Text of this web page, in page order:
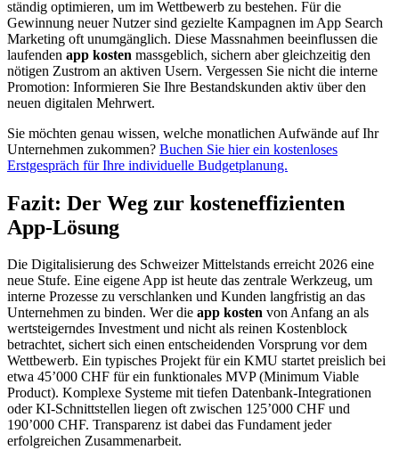
ständig optimieren, um im Wettbewerb zu bestehen. Für die
Gewinnung neuer Nutzer sind gezielte Kampagnen im App Search
Marketing oft unumgänglich. Diese Massnahmen beeinflussen die
laufenden app kosten massgeblich, sichern aber gleichzeitig den
nötigen Zustrom an aktiven Usern. Vergessen Sie nicht die interne
Promotion: Informieren Sie Ihre Bestandskunden aktiv über den
neuen digitalen Mehrwert.
Sie möchten genau wissen, welche monatlichen Aufwände auf Ihr
Unternehmen zukommen? Buchen Sie hier ein kostenloses
Erstgespräch für Ihre individuelle Budgetplanung.
Fazit: Der Weg zur kosteneffizienten
App-Lösung
Die Digitalisierung des Schweizer Mittelstands erreicht 2026 eine
neue Stufe. Eine eigene App ist heute das zentrale Werkzeug, um
interne Prozesse zu verschlanken und Kunden langfristig an das
Unternehmen zu binden. Wer die app kosten von Anfang an als
wertsteigerndes Investment und nicht als reinen Kostenblock
betrachtet, sichert sich einen entscheidenden Vorsprung vor dem
Wettbewerb. Ein typisches Projekt für ein KMU startet preislich bei
etwa 45’000 CHF für ein funktionales MVP (Minimum Viable
Product). Komplexe Systeme mit tiefen Datenbank-Integrationen
oder KI-Schnittstellen liegen oft zwischen 125’000 CHF und
190’000 CHF. Transparenz ist dabei das Fundament jeder
erfolgreichen Zusammenarbeit.